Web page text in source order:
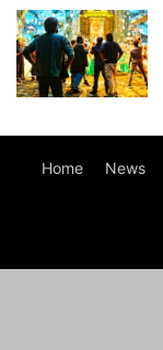
Home News